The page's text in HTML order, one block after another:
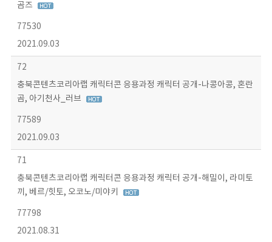
곰즈
77530
2021.09.03
72
충북콘텐츠코리아랩 캐릭터콘 응용과정 캐릭터 공개-나콩아콩, 혼란
곰, 아기천사_러브
77589
2021.09.03
71
충북콘텐츠코리아랩 캐릭터콘 응용과정 캐릭터 공개-해밀이, 라미토
끼, 베르/힛토, 오코노/미야키
77798
2021.08.31